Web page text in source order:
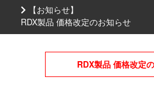
【お知らせ】
RDX製品 価格改定のお知らせ
RDX製品 価格改定